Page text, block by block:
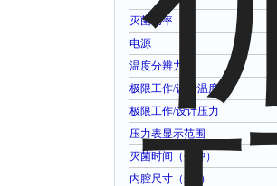
灭菌功率
电源
温度分辨力
极限工作/设计温度
极限工作/设计压力
压力表显示范围
灭菌时间（分钟）
内腔尺寸（mm
）